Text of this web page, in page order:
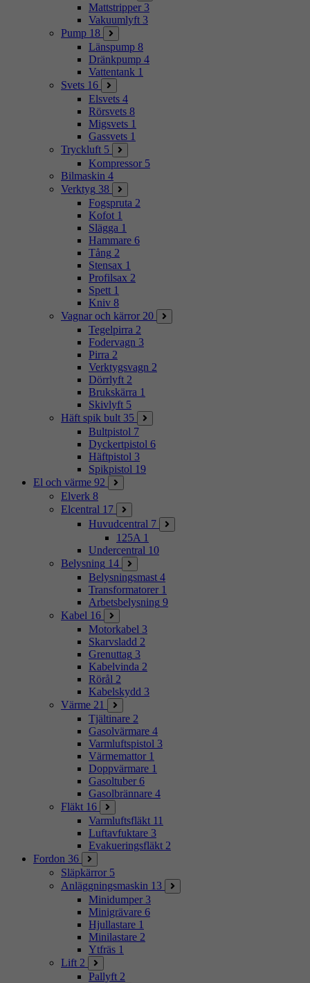
Mattstripper 3
Vakuumlyft 3
Pump 18
Länspump 8
Dränkpump 4
Vattentank 1
Svets 16
Elsvets 4
Rörsvets 8
Migsvets 1
Gassvets 1
Tryckluft 5
Kompressor 5
Bilmaskin 4
Verktyg 38
Fogspruta 2
Kofot 1
Slägga 1
Hammare 6
Tång 2
Stensax 1
Profilsax 2
Spett 1
Kniv 8
Vagnar och kärror 20
Tegelpirra 2
Fodervagn 3
Pirra 2
Verktygsvagn 2
Dörrlyft 2
Brukskärra 1
Skivlyft 5
Häft spik bult 35
Bultpistol 7
Dyckertpistol 6
Häftpistol 3
Spikpistol 19
El och värme 92
Elverk 8
Elcentral 17
Huvudcentral 7
125A 1
Undercentral 10
Belysning 14
Belysningsmast 4
Transformatorer 1
Arbetsbelysning 9
Kabel 16
Motorkabel 3
Skarvsladd 2
Grenuttag 3
Kabelvinda 2
Rörål 2
Kabelskydd 3
Värme 21
Tjältinare 2
Gasolvärmare 4
Varmluftspistol 3
Värmemattor 1
Doppvärmare 1
Gasoltuber 6
Gasolbrännare 4
Fläkt 16
Varmluftsfläkt 11
Luftavfuktare 3
Evakueringsfläkt 2
Fordon 36
Släpkärror 5
Anläggningsmaskin 13
Minidumper 3
Minigrävare 6
Hjullastare 1
Minilastare 2
Ytfräs 1
Lift 2
Pallyft 2